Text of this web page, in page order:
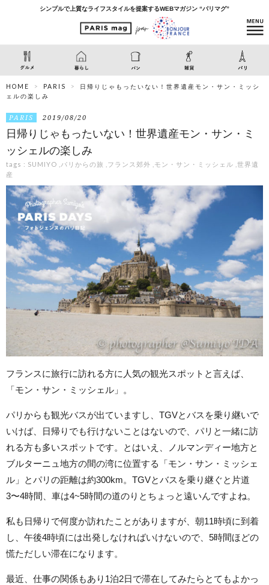
シンプルで上質なライフスタイルを提案するWEBマガジン “パリマグ”
HOME PARIS
日帰りじゃもったいない！世界遺産モン・サン・ミッシ
ェルの楽しみ
PARIS 2019/08/20
日帰りじゃもったいない！世界遺産モン・サン・ミ
ッシェルの楽しみ
tags : SUMIYO パリからの旅 フランス郊外 モン・サン・ミッシェル 世界遺
産
フランスに旅行に訪れる方に人気の観光スポットと言えば、
「モン・サン・ミッシェル」。
パリからも観光バスが出ていますし、TGVとバスを乗り継いで
いけば、日帰りでも行けないことはないので、パリと一緒に訪
れる方も多いスポットです。とはいえ、ノルマンディー地方と
ブルターニュ地方の間の湾に位置する「モン・サン・ミッシェ
ル」とパリの距離は約300km。TGVとバスを乗り継ぐと片道
3〜4時間、車は4~5時間の道のりとちょっと遠いんですよね。
私も日帰りで何度か訪れたことがありますが、朝11時頃に到着
し、午後4時頃には出発しなければいけないので、5時間ほどの
慌ただしい滞在になります。
最近、仕事の関係もあり1泊2日で滞在してみたらとてもよかっ